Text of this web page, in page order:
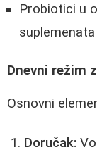
Probiotici u
suplemenata
Dnevni režim
Osnovni
Doručak: